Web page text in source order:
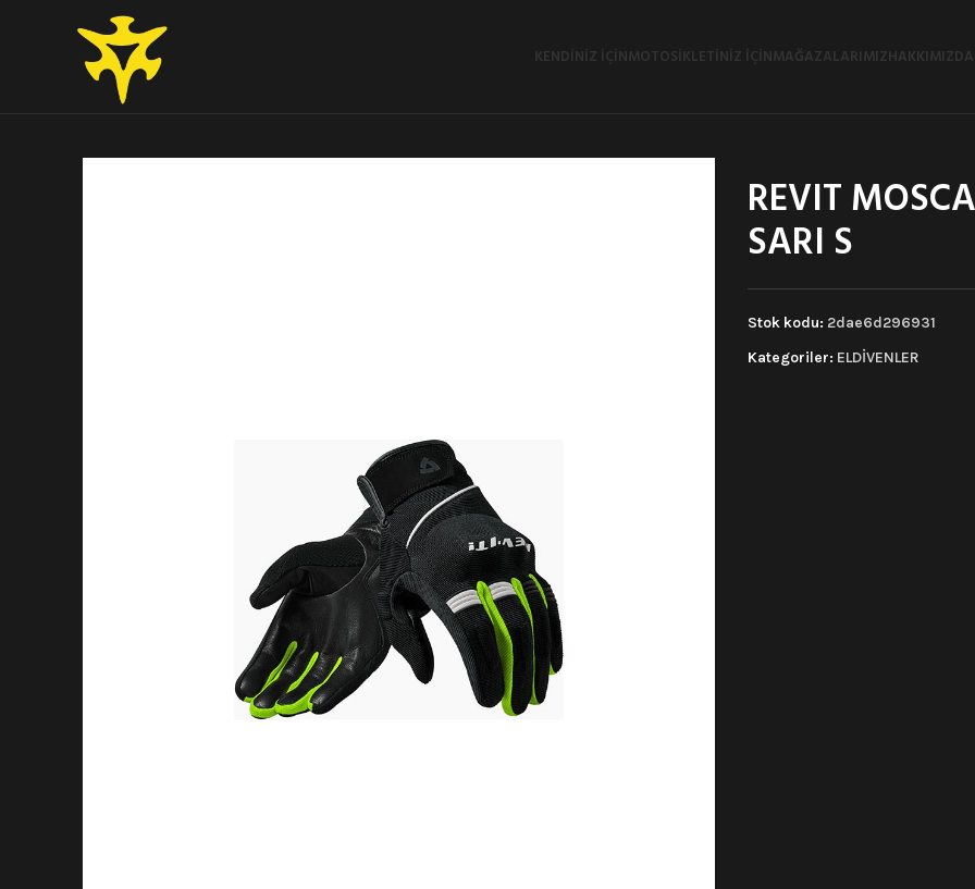
KENDINIZ İÇINMOTOSIKLETINIZ İÇINMAĞAZALARIMIZHAKKIMIZDA
REVIT
SARI S
Stok kodu: 2dae6d296931
Kategoriler: ELDİVENLER